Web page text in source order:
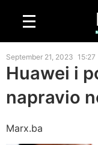
September 21, 2023 15:27
Huawei i
napravio
Marx.ba